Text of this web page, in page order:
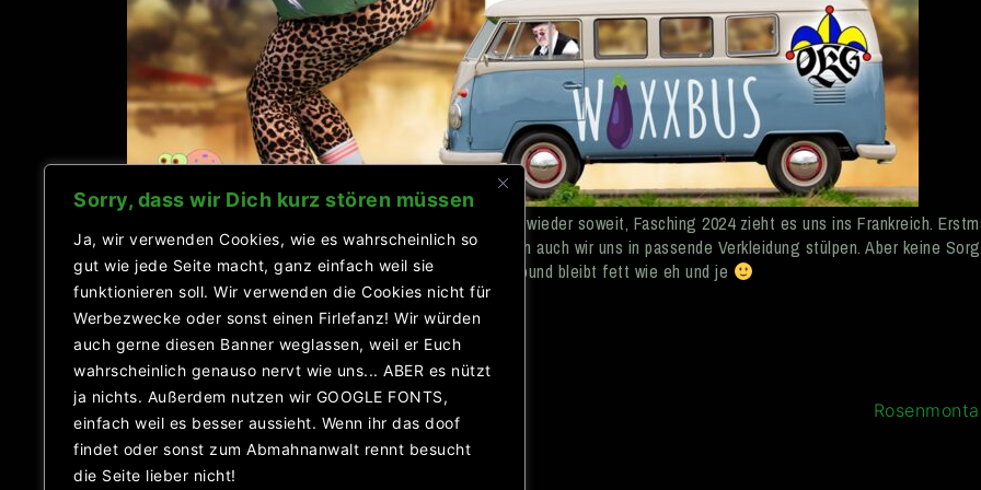
Sorry, dass wir Dich kurz stören müssen
Ja, wir verwenden Cookies, wie es wahrscheinlich so
gut wie jede Seite macht, ganz einfach weil sie
funktionieren soll. Wir verwenden die Cookies nicht für
Werbezwecke oder sonst einen Firlefanz! Wir würden
auch gerne diesen Banner weglassen, weil er Euch
wahrscheinlich genauso nervt wie uns... ABER es nützt
ja nichts. Außerdem nutzen wir GOOGLE FONTS,
einfach weil es besser aussieht. Wenn ihr das doof
findet oder sonst zum Abmahnanwalt rennt besucht
die Seite lieber nicht!
Uhrzeit:19:00 - 23:00
Ort:OKG Neugersdorf
Weitere Informationen
Es ist wieder soweit, Fasching 2024 zieht es uns ins Frankreich.
werden auch wir uns in passende Verkleidung stülpen. Aber keine
der Sound bleibt fett wie eh und je
Categories:
Beitragsnavigation
← Nubbernball